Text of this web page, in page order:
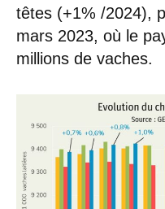
têtes (+1% /2024),
mars 2023, où le
millions de vaches.